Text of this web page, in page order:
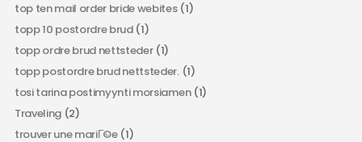
top ten mail order bride webites(1)
topp 10 postordre brud(1)
topp ordre brud nettsteder(1)
topp postordre brud nettsteder.(1)
tosi tarina postimyynti morsiamen(1)
Traveling(2)
trouver une mariГ©e(1)